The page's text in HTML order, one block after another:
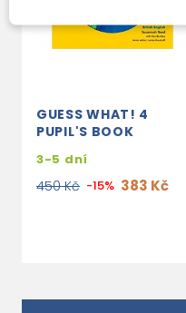
GUESS WHAT! 4
PUPIL'S BOOK
3-5 dní
450 Kč -15% 383 Kč